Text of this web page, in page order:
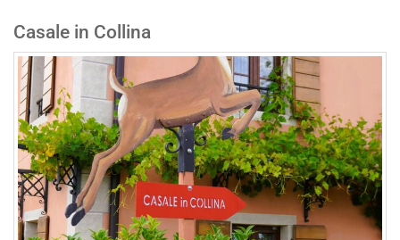
Casale in Collina